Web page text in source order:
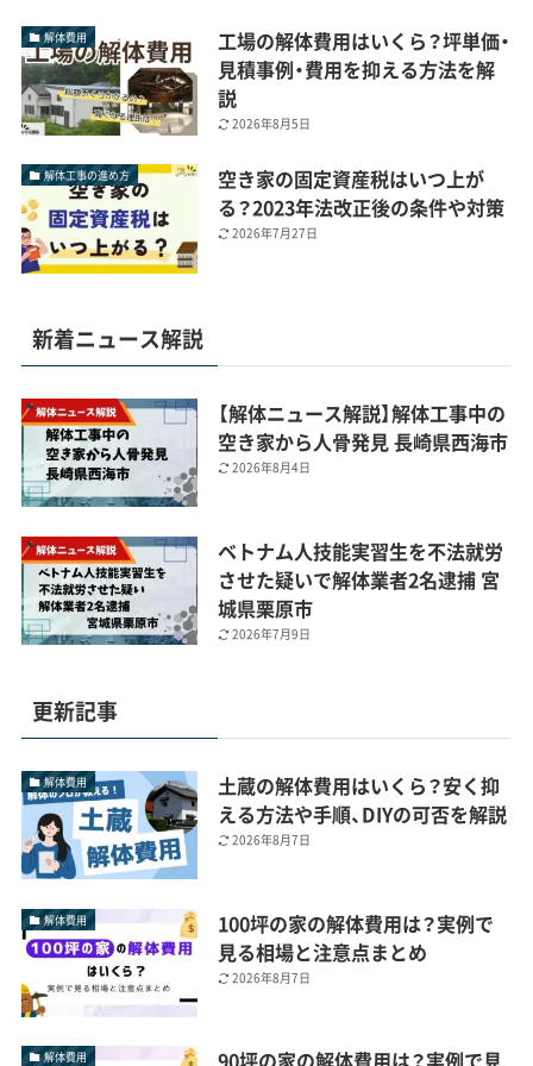
解体費用
工場の解体費用はいくら？坪単価・
見積事例・費用を抑える方法を解
説
2026年8月5日
解体工事の進め方
空き家の固定資産税はいつ上が
る？2023年法改正後の条件や対策
2026年7月27日
新着ニュース解説
【解体ニュース解説】解体工事中の
空き家から人骨発見 長崎県西海市
2026年8月4日
ベトナム人技能実習生を不法就労
させた疑いで解体業者2名逮捕 宮
城県栗原市
2026年7月9日
更新記事
解体費用
土蔵の解体費用はいくら？安く抑
える方法や手順、DIYの可否を解説
2026年8月7日
解体費用
100坪の家の解体費用は？実例で
見る相場と注意点まとめ
2026年8月7日
解体費用